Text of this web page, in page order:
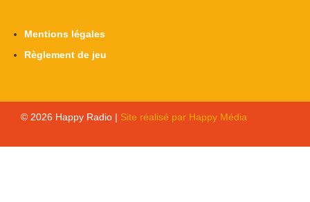
Mentions légales
Règlement de jeu
© 2026 Happy Radio | Site réalisé par Happy Média